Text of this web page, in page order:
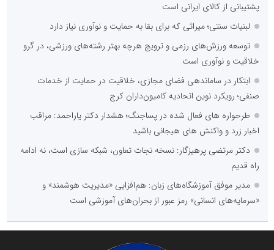
پشتیبانی از کالای ایرانی است
لبنیات سنتی؛ میراثی که برای بقا به حمایت و نوآوری نیاز دارد
توسعه ورزش‌های رزمی و ترویج هرچه بهتر رشته‌های ورزشی، در گرو
خلاقیت و نوآوری است
ابتکار در ساماندهی فضای مجازی، خلاقیت در حمایت از خدمات
صنفی؛ رویکرد نوین اتحادیه کامیون‌داران کرج
طرحواره های فعال شده در پساجنگ؛ هشدار دکتر یاراحمد: مراقب
اخبار زرد و واکنش های هیجانی باشید
دکتر مرتضی پرهیزگار: نسخه نجات تعاون، شبکه سازی است، نه ادامه
راه قدیم
مدیر موفق آموزشگاه‌های زبان: هم‌افزایی «مدیریت هوشمند» و
«سرمایه‌های انسانی» رمز عبور از بحران‌های آموزشی است